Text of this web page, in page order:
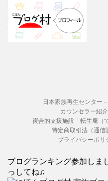
日本家族再生センター -
カウンセラー紹介
複合的支援施設「転生庵（
特定商取引法（通信
プライバシーポリ
ブログランキング参加しま
っしてね♫